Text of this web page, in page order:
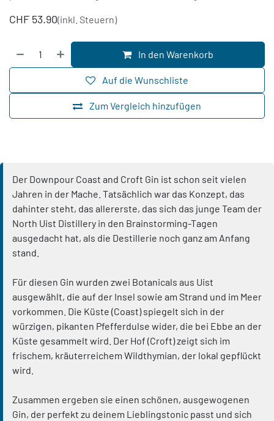
CHF 53.90(inkl. Steuern)
In den Warenkorb
Zum Vergleich hinzufügen
Auf die Wunschliste
Der Downpour Coast and Croft Gin ist schon seit vielen
Jahren in der Mache. Tatsächlich war das Konzept, das
dahinter steht, das allererste, das sich das junge Team der
North Uist Distillery in den Brainstorming-Tagen
ausgedacht hat, als die Destillerie noch ganz am Anfang
stand.
Für diesen Gin wurden zwei Botanicals aus Uist
ausgewählt, die auf der Insel sowie am Strand und im Meer
vorkommen. Die Küste (Coast) spiegelt sich in der
würzigen, pikanten Pfefferdulse wider, die bei Ebbe an der
Küste gesammelt wird. Der Hof (Croft) zeigt sich im
frischem, kräuterreichem Wildthymian, der lokal gepflückt
wird.
Zusammen ergeben sie einen schönen, ausgewogenen
Gin, der perfekt zu deinem Lieblingstonic passt und sich